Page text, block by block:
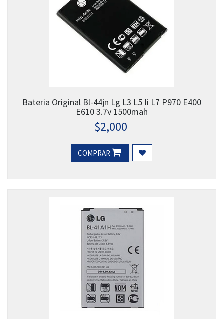
Bateria Original Bl-44jn Lg L3 L5 Ii L7 P970 E400
E610 3.7v 1500mah
$2,000
COMPRAR